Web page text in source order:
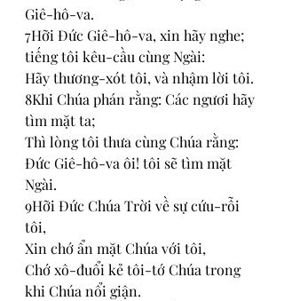
Giê-hô-va.
7Hỡi Đức Giê-hô-va, xin hãy nghe;
tiếng tôi kêu-cầu cùng Ngài:
Hãy thương-xót tôi, và nhậm lời tôi.
8Khi Chúa phán rằng: Các ngươi hãy
tìm mặt ta;
Thì lòng tôi thưa cùng Chúa rằng:
Đức Giê-hô-va ôi! tôi sẽ tìm mặt
Ngài.
9Hỡi Đức Chúa Trời về sự cứu-rỗi
tôi,
Xin chớ ẩn mặt Chúa với tôi,
Chớ xô-đuổi kẻ tôi-tớ Chúa trong
khi Chúa nổi giận.